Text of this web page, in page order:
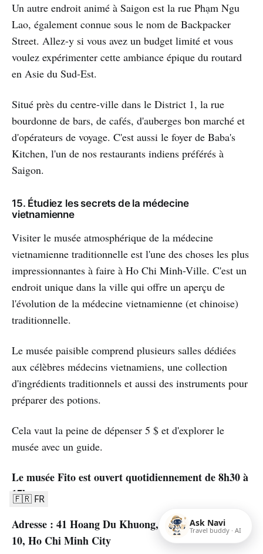
Un autre endroit animé à Saigon est la rue Phạm Ngu
Lao, également connue sous le nom de Backpacker
Street. Allez-y si vous avez un budget limité et vous
voulez expérimenter cette ambiance épique du routard
en Asie du Sud-Est.
Situé près du centre-ville dans le District 1, la rue
bourdonne de bars, de cafés, d'auberges bon marché et
d'opérateurs de voyage. C'est aussi le foyer de Baba's
Kitchen, l'un de nos restaurants indiens préférés à
Saigon.
15. Étudiez les secrets de la médecine
vietnamienne
Visiter le musée atmosphérique de la médecine
vietnamienne traditionnelle est l'une des choses les plus
impressionnantes à faire à Ho Chi Minh-Ville. C'est un
endroit unique dans la ville qui offre un aperçu de
l'évolution de la médecine vietnamienne (et chinoise)
traditionnelle.
Le musée paisible comprend plusieurs salles dédiées
aux célèbres médecins vietnamiens, une collection
d'ingrédients traditionnels et aussi des instruments pour
préparer des potions.
Cela vaut la peine de dépenser 5 $ et d'explorer le
musée avec un guide.
Le musée Fito est ouvert quotidiennement de 8h30 à
17h.
Adresse : 41 Hoang Du Khuong, Phuong 12, Quan
10, Ho Chi Minh City
Ask Navi
Travel buddy · AI
🇫🇷 FR